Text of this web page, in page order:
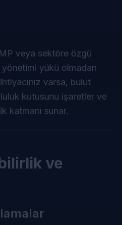
veya sektöre özgü
yönetimi yükü olmadan
varsa, bulut
kutusunu işaretler ve
katmanı sunar.
ve